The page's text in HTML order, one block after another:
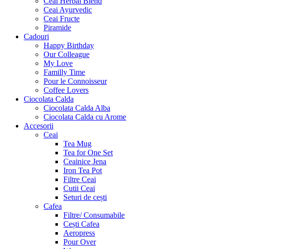
Ceai Ayurvedic
Ceai Fructe
Piramide
Cadouri
Happy Birthday
Our Colleague
My Love
Familly Time
Pour le Connoisseur
Coffee Lovers
Ciocolata Calda
Ciocolata Calda Alba
Ciocolata Calda cu Arome
Accesorii
Ceai
Tea Mug
Tea for One Set
Ceainice Jena
Iron Tea Pot
Filtre Ceai
Cutii Ceai
Seturi de cești
Cafea
Filtre/ Consumabile
Cești Cafea
Aeropress
Pour Over